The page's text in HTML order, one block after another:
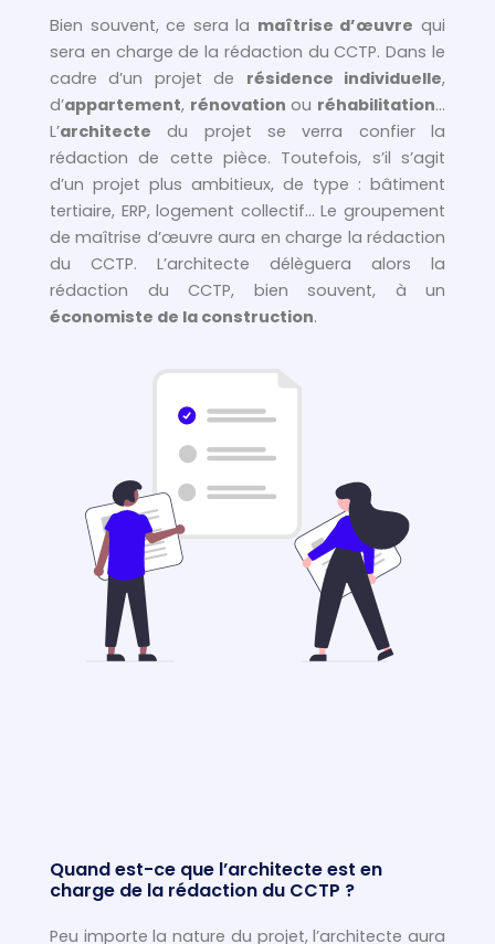
Bien souvent, ce sera la maîtrise d’œuvre qui
sera en charge de la rédaction du CCTP. Dans le
cadre d’un projet de résidence individuelle,
d’appartement, rénovation ou réhabilitation…
L’architecte du projet se verra confier la
rédaction de cette pièce. Toutefois, s’il s’agit
d’un projet plus ambitieux, de type : bâtiment
tertiaire, ERP, logement collectif… Le groupement
de maîtrise d’œuvre aura en charge la rédaction
du CCTP. L’architecte délèguera alors la
rédaction du CCTP, bien souvent, à un
économiste de la construction.
Quand est-ce que l’architecte est en
charge de la rédaction du CCTP ?
Peu importe la nature du projet, l’architecte aura